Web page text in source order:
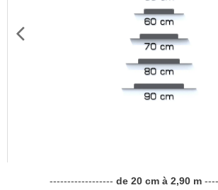
------------------ de 20 cm à 2,90 m